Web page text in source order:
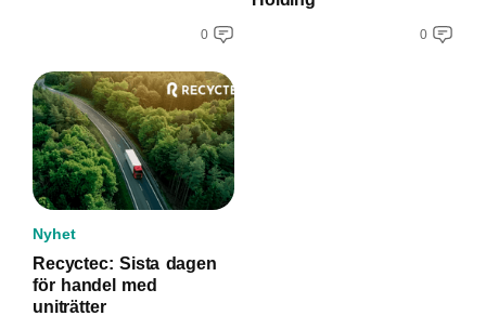
0 0
Nyhet
Recyctec: Sista dagen
för handel med
uniträtter